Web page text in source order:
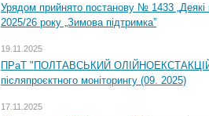
Урядом прийнято постанову № 1433 „Деякі
2025/26 року „Зимова підтримка”
19.11.2025
ПРаТ "ПОЛТАВСЬКИЙ
післяпроєктного моніторингу (09. 2025)
17.11.2025